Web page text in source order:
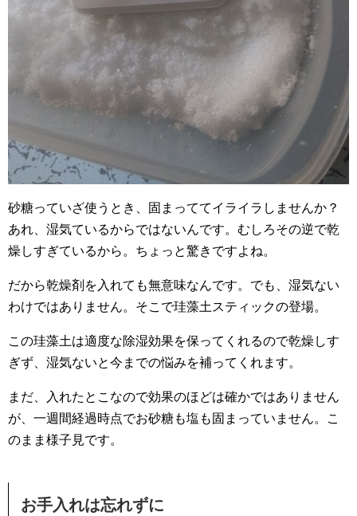
砂糖っていざ使うとき、固まっててイライラしませんか？
あれ、湿気ているからではないんです。むしろその逆で乾
燥しすぎているから。ちょっと驚きですよね。
だから乾燥剤を入れても無意味なんです。でも、湿気ない
わけではありません。そこで珪藻土スティックの登場。
この珪藻土は適度な除湿効果を保ってくれるので乾燥しす
ぎず、湿気ないと今までの悩みを補ってくれます。
まだ、入れたとこなので効果のほどは確かではありません
が、一週間経過時点でお砂糖も塩も固まっていません。こ
のまま様子見です。
お手入れは忘れずに